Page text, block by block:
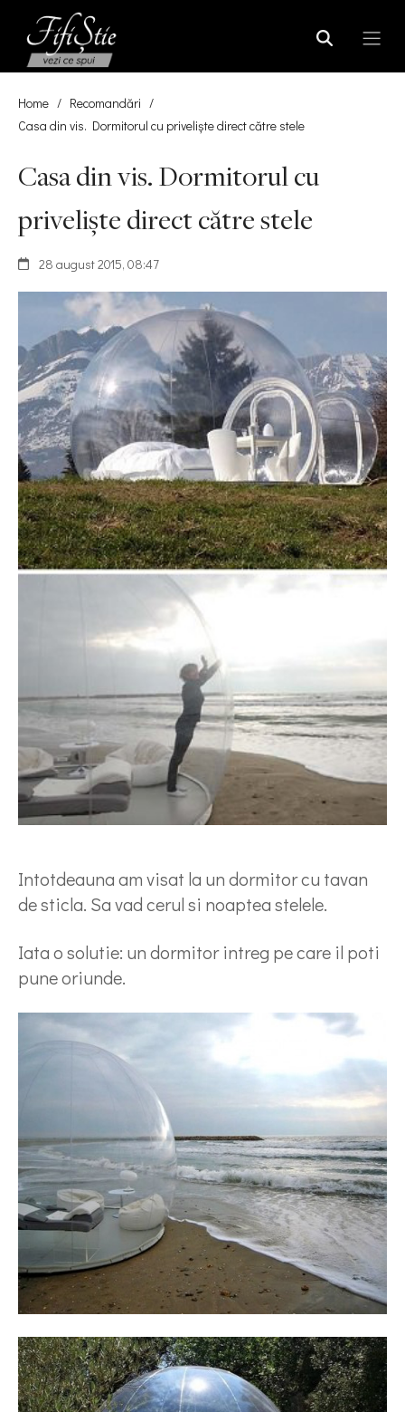
Home / Recomandări /
Casa din vis. Dormitorul cu priveliște direct către stele
Casa din vis. Dormitorul cu
priveliște direct către stele
28 august 2015, 08:47
Intotdeauna am visat la un dormitor cu tavan
de sticla. Sa vad cerul si noaptea stelele.
Iata o solutie: un dormitor intreg pe care il poti
pune oriunde.